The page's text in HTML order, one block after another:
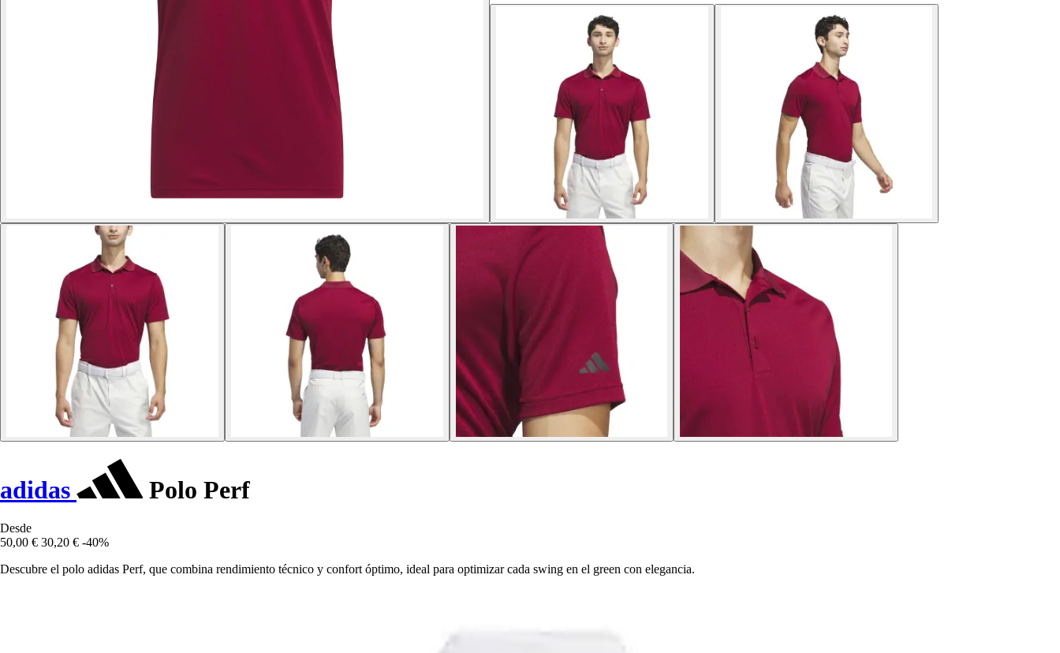
adidas Polo Perf
Desde
50,00 € 30,20 € -40%
Descubre el polo adidas Perf, que combina rendimiento técnico y confort óptimo, ideal para optimizar cada swing en el green con elegancia.